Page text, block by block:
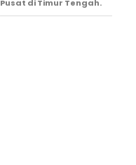
Pusat di Timur Tengah.